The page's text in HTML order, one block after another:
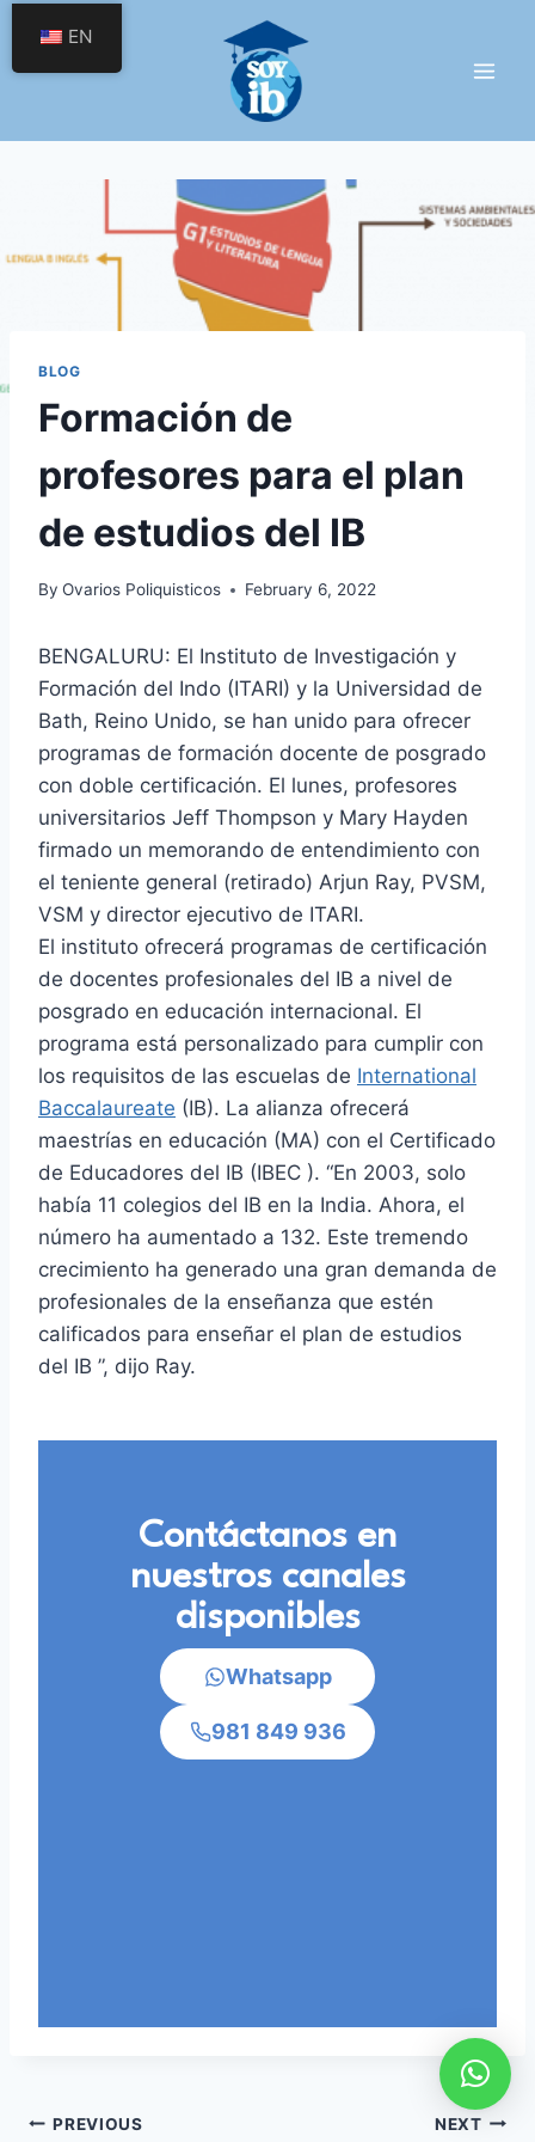
content
BLOG
Formación de
profesores para el plan
de estudios del IB
By Ovarios Poliquisticos February 6, 2022
BENGALURU: El Instituto de Investigación y
Formación del Indo (ITARI) y la Universidad de
Bath, Reino Unido, se han unido para ofrecer
programas de formación docente de posgrado
con doble certificación. El lunes, profesores
universitarios Jeff Thompson y Mary Hayden
firmado un memorando de entendimiento con
el teniente general (retirado) Arjun Ray, PVSM,
VSM y director ejecutivo de ITARI.
El instituto ofrecerá programas de certificación
de docentes profesionales del IB a nivel de
posgrado en educación internacional. El
programa está personalizado para cumplir con
los requisitos de las escuelas de International
Baccalaureate (IB). La alianza ofrecerá
maestrías en educación (MA) con el Certificado
de Educadores del IB (IBEC ). “En 2003, solo
había 11 colegios del IB en la India. Ahora, el
número ha aumentado a 132. Este tremendo
crecimiento ha generado una gran demanda de
profesionales de la enseñanza que estén
calificados para enseñar el plan de estudios
del IB ”, dijo Ray.
Contáctanos en
nuestros canales
disponibles
Whatsapp
981 849 936
Post
PREVIOUS NEXT
EN